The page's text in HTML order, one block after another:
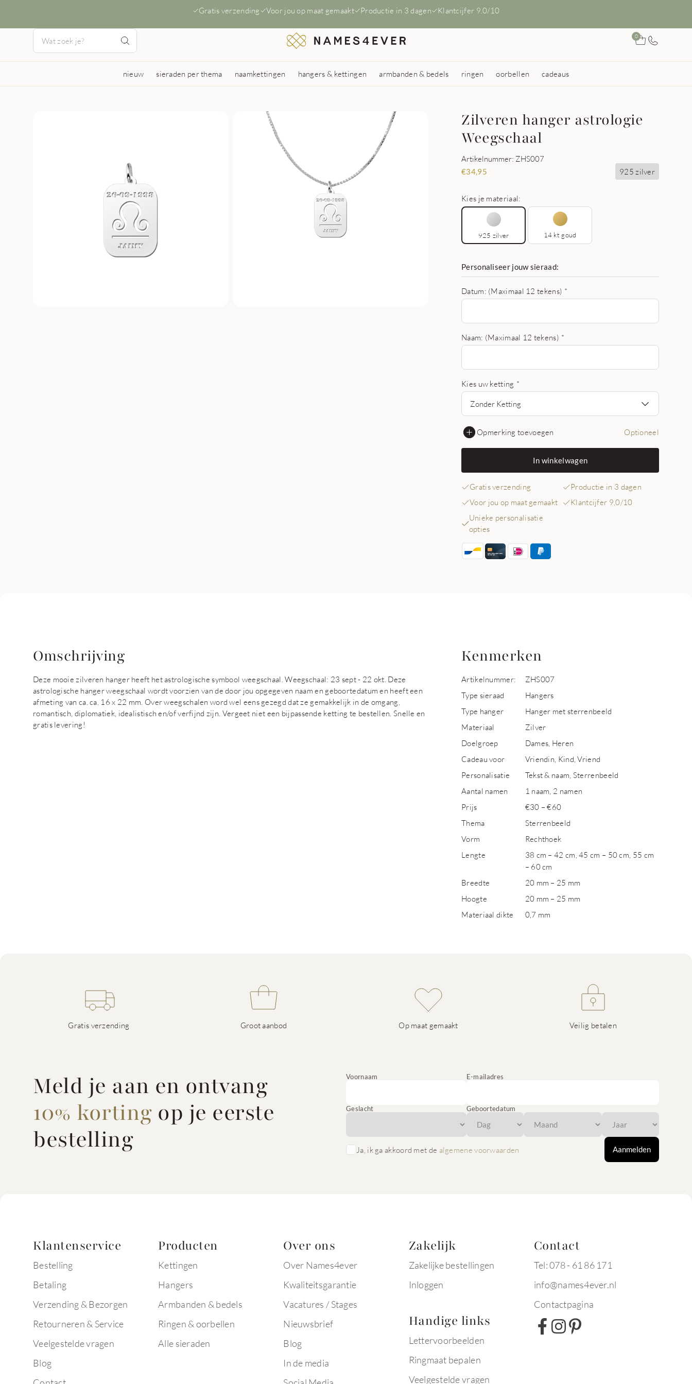
Gratis verzending Voor jou op maat gemaakt Productie in 3 dagen Klantcijfer 9.0/10
0
nieuw sieraden per thema naamkettingen hangers & kettingen armbanden & bedels ringen oorbellen cadeaus
Zilveren hanger astrologie
Weegschaal
Artikelnummer: ZHS007
€34,95 925 zilver
Kies je materiaal:
925 zilver 14 kt goud
Personaliseer jouw sieraad:
Datum: (Maximaal 12 tekens) *
Naam: (Maximaal 12 tekens) *
Kies uw ketting *
Zonder Ketting
Opmerking toevoegen Optioneel
In winkelwagen
Gratis verzending
Productie in 3 dagen
Voor jou op maat gemaakt
Klantcijfer 9,0/10
Unieke personalisatie
opties
Omschrijving
Deze mooie zilveren hanger heeft het astrologische symbool weegschaal. Weegschaal: 23 sept - 22 okt. Deze
astrologische hanger weegschaal wordt voorzien van de door jou opgegeven naam en geboortedatum en heeft een
afmeting van ca. ca. 16 x 22 mm. Over weegschalen word wel eens gezegd dat ze gemakkelijk in de omgang,
romantisch, diplomatiek, idealistisch en/of verfijnd zijn. Vergeet niet een bijpassende ketting te bestellen. Snelle en
gratis levering!
Kenmerken
Artikelnummer:
ZHS007
Type sieraad
Hangers
Type hanger
Hanger met sterrenbeeld
Materiaal
Zilver
Doelgroep
Dames, Heren
Cadeau voor
Vriendin, Kind, Vriend
Personalisatie
Tekst & naam, Sterrenbeeld
Aantal namen
1 naam, 2 namen
Prijs
€30 – €60
Thema
Sterrenbeeld
Vorm
Rechthoek
Lengte
38 cm – 42 cm, 45 cm – 50 cm, 55 cm
– 60 cm
Breedte
20 mm – 25 mm
Hoogte
20 mm – 25 mm
Materiaal dikte
0,7 mm
Gratis verzending Groot aanbod Op maat gemaakt Veilig betalen
Meld je aan en ontvang
10% korting op je eerste
bestelling
Voornaam E-mailadres
Geslacht Geboortedatum
Ja, ik ga akkoord met de algemene voorwaarden Aanmelden
Klantenservice
Bestelling
Betaling
Verzending & Bezorgen
Retourneren & Service
Veelgestelde vragen
Blog
Producten
Kettingen
Hangers
Armbanden & bedels
Ringen & oorbellen
Alle sieraden
Over ons
Over Names4ever
Kwaliteitsgarantie
Vacatures / Stages
Nieuwsbrief
Blog
In de media
Zakelijk
Zakelijke bestellingen
Inloggen
Handige links
Lettervoorbeelden
Ringmaat bepalen
Veelgestelde vragen
Contact
Tel: 078 - 61 86 171
info@names4ever.nl
Contactpagina